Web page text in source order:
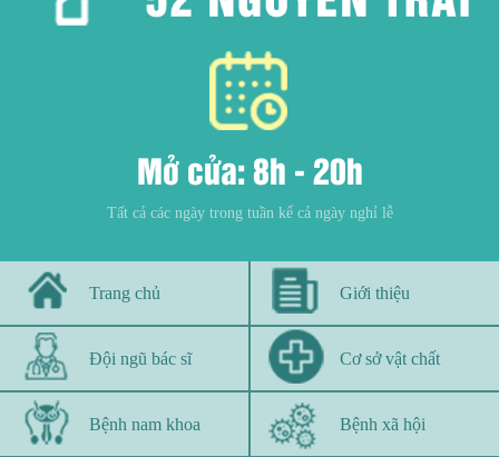
Mở cửa: 8h - 20h
Tất cả các ngày trong tuần kể cả ngày nghỉ lễ
Trang chủ Giới thiệu
Đội ngũ bác sĩ Cơ sở vật chất
Bệnh nam khoa Bệnh xã hội